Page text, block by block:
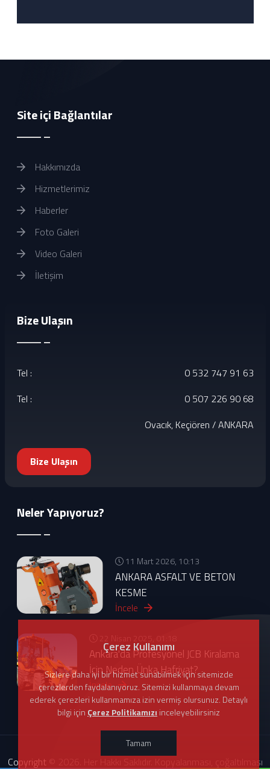
Site içi Bağlantılar
Hakkımızda
Hizmetlerimiz
Haberler
Foto Galeri
Video Galeri
İletişim
Bize Ulaşın
Tel :
0 532 747 91 63
Tel :
0 507 226 90 68
Ovacık, Keçiören / ANKARA
Bize Ulaşın
Neler Yapıyoruz?
11 Mart 2026, 10:13
ANKARA ASFALT VE BETON
KESME
İncele
22 Nisan 2025, 01:18
Ankara'da Profesyonel JCB Kiralama
İçin Neden Ünka Hafriyat?
İncele
Copyright © 2026. Her Hakkı Saklıdır. Kopyalanması, çoğaltılması
Çerez Kullanımı
Sizlere daha iyi bir hizmet sunabilmek için sitemizde
çerezlerden faydalanıyoruz. Sitemizi kullanmaya devam
ederek çerezleri kullanmamıza izin vermiş olursunuz. Detaylı
bilgi için Çerez Politikamızı inceleyebilirsiniz
Tamam